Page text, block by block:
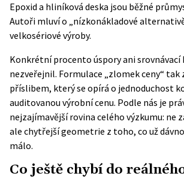
Epoxid a hliníková deska jsou běžné
Autoři mluví o „nízkonákladové
velkosériové výroby.
Konkrétní procento úspory ani srovnávací
nezveřejnil. Formulace „zlomek ceny“
příslibem, který se opírá o jednoduchost
auditovanou výrobní cenu. Podle nás je
nejzajímavější rovina celého výzkumu: ne
ale chytřejší geometrie z toho, co už
málo.
Co ještě chybí do